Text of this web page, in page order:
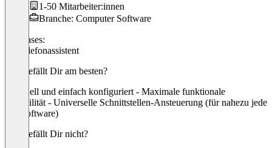
1-50 Mitarbeiter:innen
Branche: Computer Software
Use cases:
KI-Telefonassistent
Was gefällt Dir am besten?
- Schnell und einfach konfiguriert - Maximale funktionale
Flexibilität - Universelle Schnittstellen-Ansteuerung (für nahezu jede
Drittsoftware)
Was gefällt Dir nicht?